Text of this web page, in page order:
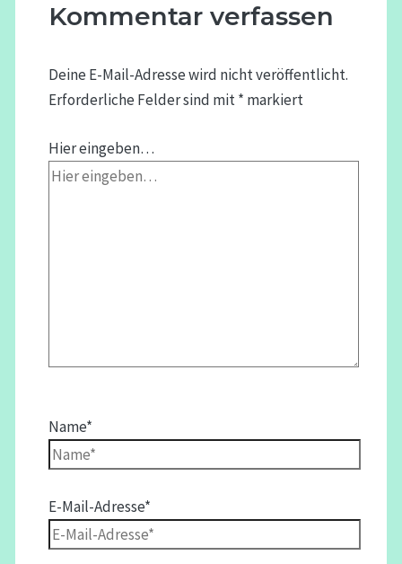
Kommentar verfassen
Deine E-Mail-Adresse wird nicht veröffentlicht.
Erforderliche Felder sind mit* markiert
Hier eingeben…
Name*
E-Mail-Adresse*